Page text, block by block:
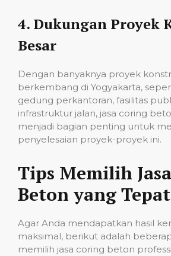
4. Dukungan Proyek
Besar
Dengan banyaknya proyek
berkembang di Yogyakarta,
gedung perkantoran, fasilitas
infrastruktur jalan, jasa coring
menjadi bagian penting untuk
penyelesaian proyek-proyek ini.
Tips Memilih
Beton yang Tepat
Agar Anda mendapatkan hasil
maksimal, berikut adalah
memilih jasa coring beton